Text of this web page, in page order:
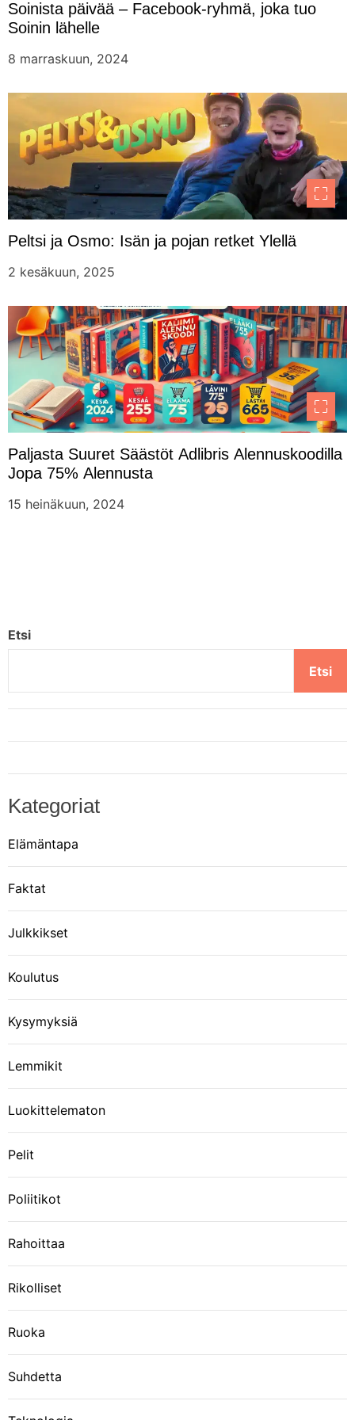
Soinista päivää – Facebook-ryhmä, joka tuo
Soinin lähelle
8 marraskuun, 2024
Peltsi ja Osmo: Isän ja pojan retket Ylellä
2 kesäkuun, 2025
Paljasta Suuret Säästöt Adlibris Alennuskoodilla
Jopa 75% Alennusta
15 heinäkuun, 2024
Etsi
Etsi
Kategoriat
Elämäntapa
Faktat
Julkkikset
Koulutus
Kysymyksiä
Lemmikit
Luokittelematon
Pelit
Poliitikot
Rahoittaa
Rikolliset
Ruoka
Suhdetta